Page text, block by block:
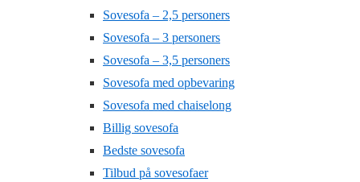
Sovesofa – 2,5 personers
Sovesofa – 3 personers
Sovesofa – 3,5 personers
Sovesofa med opbevaring
Sovesofa med chaiselong
Billig sovesofa
Bedste sovesofa
Tilbud på sovesofaer